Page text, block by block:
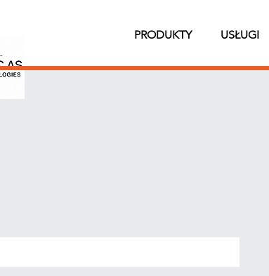
PRODUKTY USŁUGI